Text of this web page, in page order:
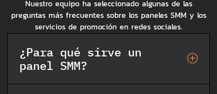
Nuestro equipo ha seleccionado algunas de las
preguntas más frecuentes sobre los paneles SMM y los
servicios de promoción en redes sociales.
¿Para qué sirve un
panel SMM?